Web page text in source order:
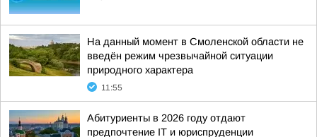
На данный момент в Смоленской области не
введён режим чрезвычайной ситуации
природного характера
11:55
Абитуриенты в 2026 году отдают
предпочтение IT и юриспруденции